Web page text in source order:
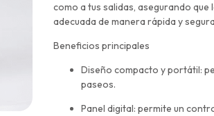
como a tus salidas, asegurando
adecuada de manera rápida y
Beneficios principales
Diseño compacto y portátil:
paseos.
Panel digital: permite un